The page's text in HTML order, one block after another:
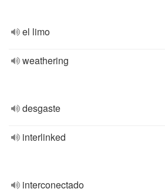
el limo
weathering
desgaste
interlinked
interconectado